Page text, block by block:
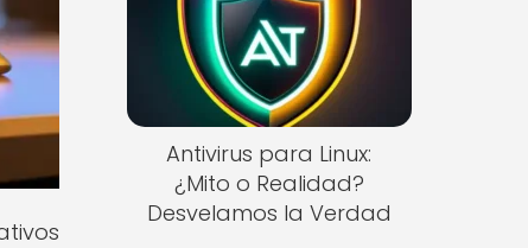
Antivirus para Linux:
¿Mito o Realidad?
Desvelamos la Verdad